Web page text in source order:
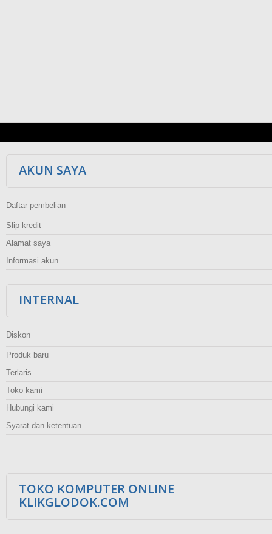
AKUN SAYA
Daftar pembelian
Slip kredit
Alamat saya
Informasi akun
INTERNAL
Diskon
Produk baru
Terlaris
Toko kami
Hubungi kami
Syarat dan ketentuan
TOKO KOMPUTER ONLINE
KLIKGLODOK.COM